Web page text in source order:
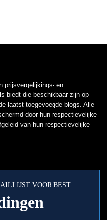
prijsvergelijkings- en
biedt die beschikbaar zijn op
laatst toegevoegde blogs. Alle
door hun respectievelijke
van hun respectievelijke
VOOR BEST